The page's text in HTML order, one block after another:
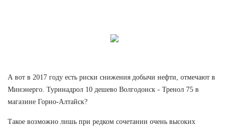
А вот в 2017 году есть риски снижения добычи нефти, отмечают в
Минэнерго. Туринадрол 10 дешево Волгодонск - Тренол 75 в
магазине Горно-Алтайск?
Такое возможно лишь при редком сочетании очень высоких